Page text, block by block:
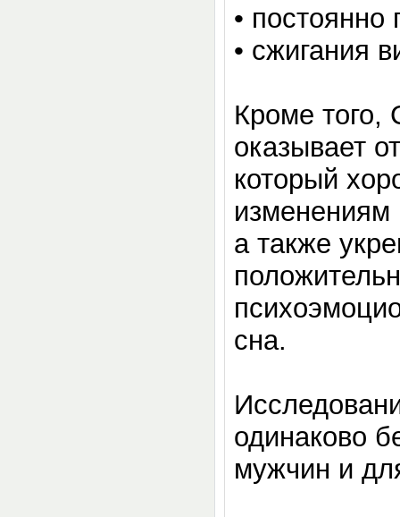
•
• сжигания
Кроме того,
оказывает
который
изменениям
а также
сна.
одинаково
мужчин и